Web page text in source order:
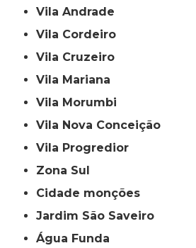
Vila Andrade
Vila Cordeiro
Vila Cruzeiro
Vila Mariana
Vila Morumbi
Vila Nova Conceição
Vila Progredior
Zona Sul
cidade monções
jardim São Saveiro
Água Funda